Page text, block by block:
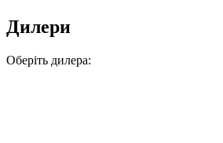
Дилери
Оберіть дилера: